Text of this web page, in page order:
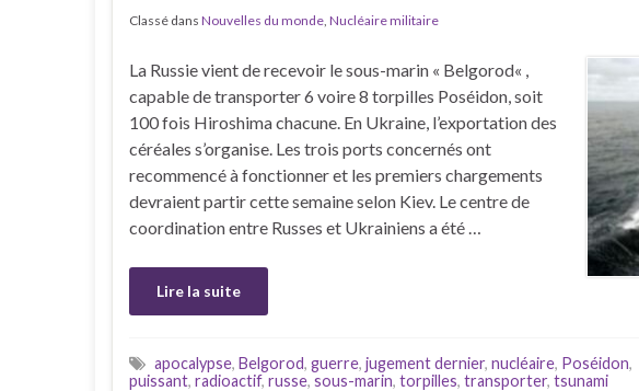
Classé dans Nouvelles du monde, Nucléaire militaire
La Russie vient de recevoir le sous-marin « Belgorod« ,
capable de transporter 6 voire 8 torpilles Poséidon, soit
100 fois Hiroshima chacune. En Ukraine, l’exportation des
céréales s’organise. Les trois ports concernés ont
recommencé à fonctionner et les premiers chargements
devraient partir cette semaine selon Kiev. Le centre de
coordination entre Russes et Ukrainiens a été …
Lire la suite
apocalypse, Belgorod, guerre, jugement dernier, nucléaire, Poséidon,
puissant, radioactif, russe, sous-marin, torpilles, transporter, tsunami